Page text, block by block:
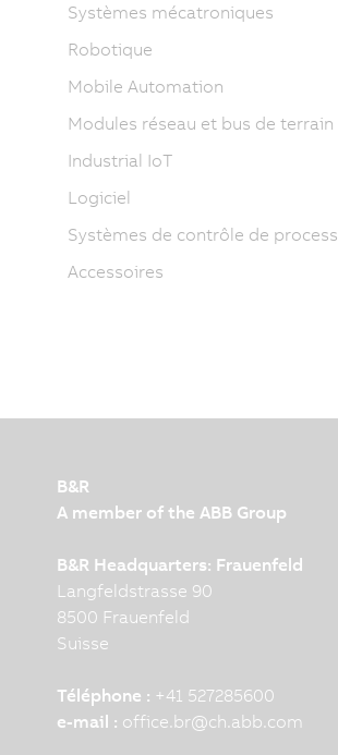
Systèmes mécatroniques
Robotique
Mobile Automation
Modules réseau et bus de terrain
Industrial IoT
Logiciel
Systèmes de contrôle de process
Accessoires
B&R
A member of the ABB Group
B&R Headquarters: Frauenfeld
Langfeldstrasse 90
8500 Frauenfeld
Suisse
Téléphone : +41 527285600
e-mail : office.br@ch.abb.com